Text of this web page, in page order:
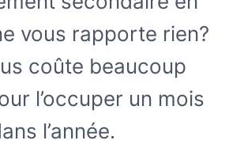
vous rapporte rien?
coûte beaucoup
l’occuper un mois
l’année.